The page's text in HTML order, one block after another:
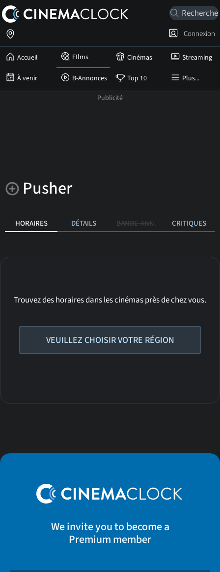
Accueil FIlms Cinémas Streaming
À venir B-Annonces Top 10 Plus...
Connexion
Pusher
HORAIRES DÉTAILS BANDE-ANN. CRITIQUES
Trouvez des horaires dans les cinémas près de chez vous.
VEUILLEZ CHOISIR VOTRE RÉGION
We invite you to become a
Premium member